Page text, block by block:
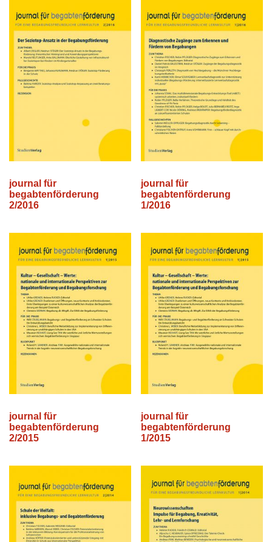
journal für
begabtenförderung
2/2016
journal für
begabtenförderung
1/2016
journal für
begabtenförderung
2/2015
journal für
begabtenförderung
1/2015